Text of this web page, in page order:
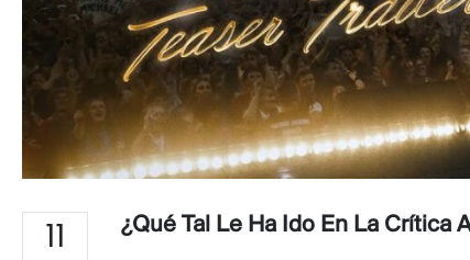
11 ¿Qué Tal Le Ha Ido En La Crítica